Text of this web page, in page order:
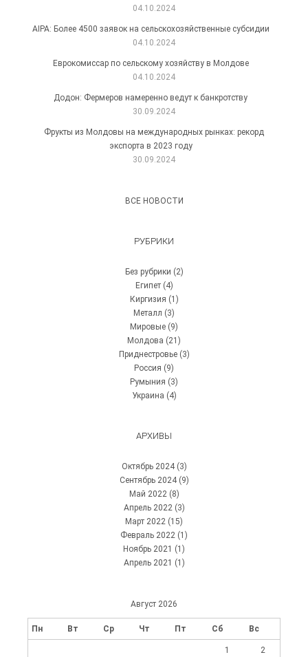
04.10.2024
AIPA: Более 4500 заявок на сельскохозяйственные субсидии
04.10.2024
Еврокомиссар по сельскому хозяйству в Молдове
04.10.2024
Додон: Фермеров намеренно ведут к банкротству
30.09.2024
Фрукты из Молдовы на международных рынках: рекорд
экспорта в 2023 году
30.09.2024
ВСЕ НОВОСТИ
РУБРИКИ
Без рубрики (2)
Египет(4)
Киргизия (1)
Металл (3)
Мировые (9)
Молдова (21)
Приднестровье(3)
Россия (9)
Румыния (3)
Украина (4)
АРХИВЫ
Октябрь 2024(3)
Сентябрь 2024(9)
Май 2022 (8)
Апрель 2022 (3)
Март 2022 (15)
Февраль 2022 (1)
Ноябрь 2021 (1)
Апрель 2021 (1)
Август 2026
Пн Вт Ср Чт Пт Сб Вс
1 2